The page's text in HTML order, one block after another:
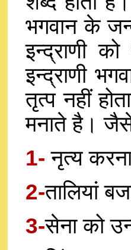
भगवान के
इन्द्राणी
इन्द्राणी
तृत्प नहीं
मनाते है।
1- नृत्य
2-तालियां
3-सेना को